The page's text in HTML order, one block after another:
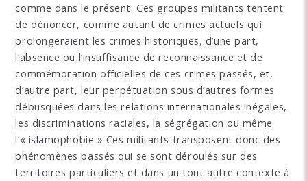
comme dans le présent. Ces groupes militants tentent
de dénoncer, comme autant de crimes actuels qui
prolongeraient les crimes historiques, d’une part,
l’absence ou l’insuffisance de reconnaissance et de
commémoration officielles de ces crimes passés, et,
d’autre part, leur perpétuation sous d’autres formes
débusquées dans les relations internationales inégales,
les discriminations raciales, la ségrégation ou même
l’« islamophobie » Ces militants transposent donc des
phénomènes passés qui se sont déroulés sur des
territoires particuliers et dans un tout autre contexte à